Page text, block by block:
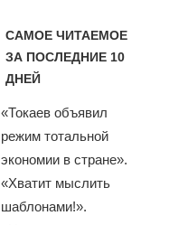
САМОЕ ЧИТАЕМОЕ
ЗА ПОСЛЕДНИЕ 10
ДНЕЙ
«Токаев объявил
режим тотальной
экономии в стране».
«Хватит мыслить
шаблонами!».